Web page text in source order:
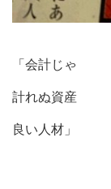
「会計じゃ
計れぬ資産
良い人材」